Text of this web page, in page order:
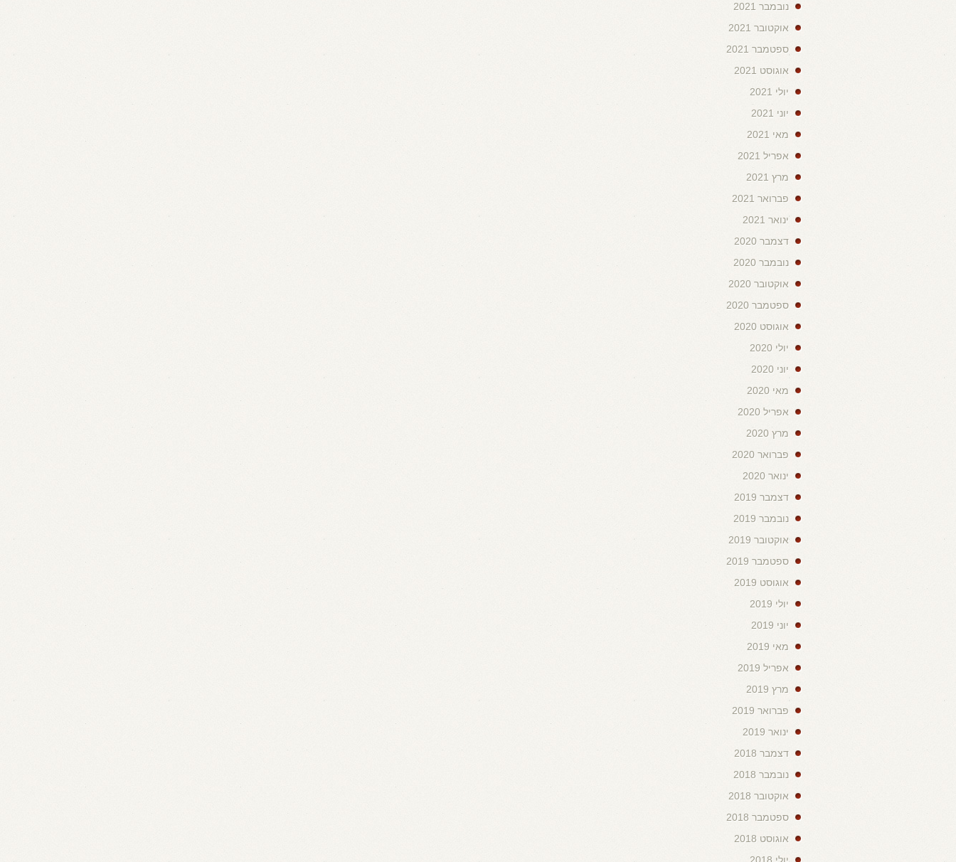
נובמבר 2021
אוקטובר 2021
ספטמבר 2021
אוגוסט 2021
יולי 2021
יוני 2021
מאי 2021
אפריל 2021
מרץ 2021
פברואר 2021
ינואר 2021
דצמבר 2020
נובמבר 2020
אוקטובר 2020
ספטמבר 2020
אוגוסט 2020
יולי 2020
יוני 2020
מאי 2020
אפריל 2020
מרץ 2020
פברואר 2020
ינואר 2020
דצמבר 2019
נובמבר 2019
אוקטובר 2019
ספטמבר 2019
אוגוסט 2019
יולי 2019
יוני 2019
מאי 2019
אפריל 2019
מרץ 2019
פברואר 2019
ינואר 2019
דצמבר 2018
נובמבר 2018
אוקטובר 2018
ספטמבר 2018
אוגוסט 2018